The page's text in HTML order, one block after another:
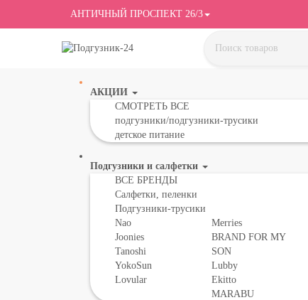
АНТИЧНЫЙ ПРОСПЕКТ 26/3
АКЦИИ
СМОТРЕТЬ ВСЕ
подгузники/подгузники-трусики
детское питание
Подгузники и салфетки
ВСЕ БРЕНДЫ
Салфетки, пеленки
Подгузники-трусики
Nao
Joonies
Tanoshi
YokoSun
Lovular
Merries
BRAND FOR MY
SON
Lubby
Ekitto
MARABU